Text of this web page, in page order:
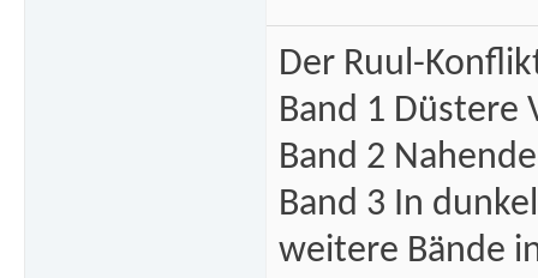
Der Ruul-
Band 1 Düstere
Band 2
Band 3 In
weitere Bände